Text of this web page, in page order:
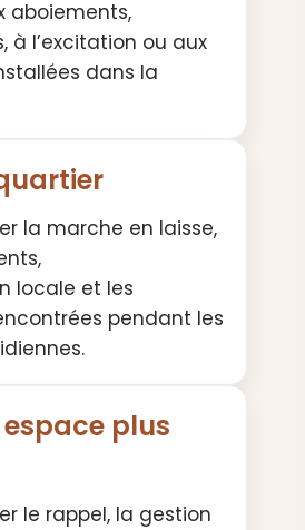
aboiements,
à l’excitation ou aux
dans la
la marche en laisse,
locale et les
pendant les
plus
le rappel, la gestion